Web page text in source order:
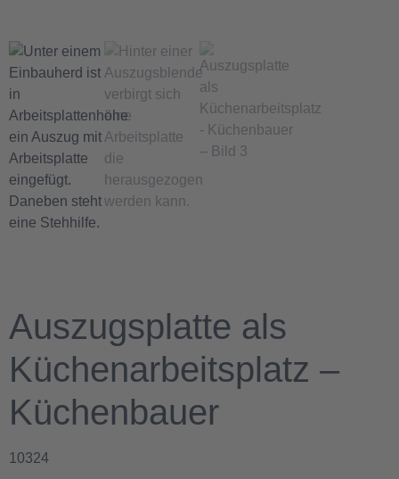
Auszugsplatte als
Küchenarbeitsplatz –
Küchenbauer
10324